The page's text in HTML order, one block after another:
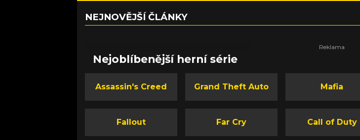
NEJNOVĚJŠÍ ČLÁNKY
Nejoblíbenější herní série
Assassin's Creed Grand Theft Auto Mafia
Fallout Far Cry Call of Duty